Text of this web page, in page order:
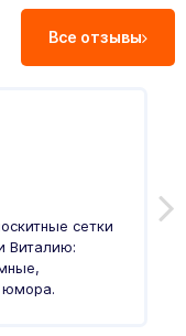
Все отзывы
сетки
Виталию:
юмора.